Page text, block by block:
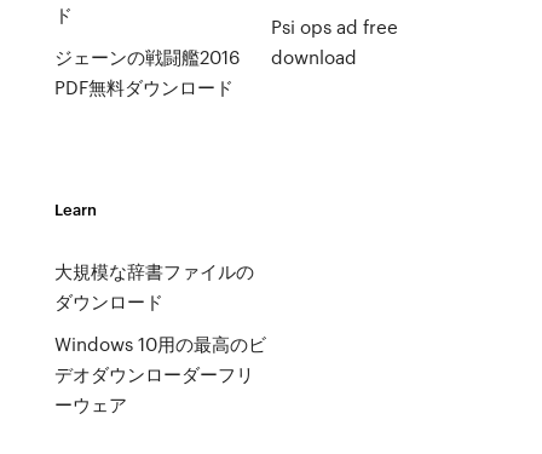
ド
ジェーンの戦闘艦2016
PDF無料ダウンロード
Psi ops ad free
download
Learn
大規模な辞書ファイルの
ダウンロード
Windows 10用の最高のビ
デオダウンローダーフリ
ーウェア